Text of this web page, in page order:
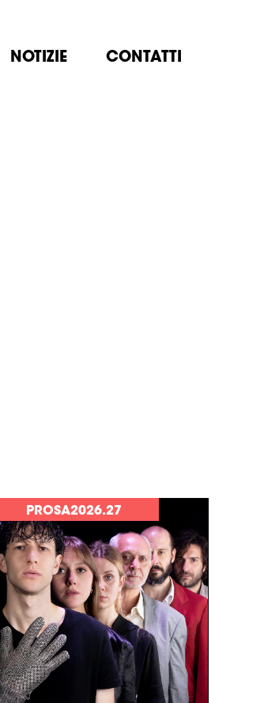
NOTIZIE CONTATTI
PROSA2026.27